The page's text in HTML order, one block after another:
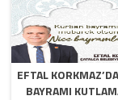
EFTAL
BAYRAMI